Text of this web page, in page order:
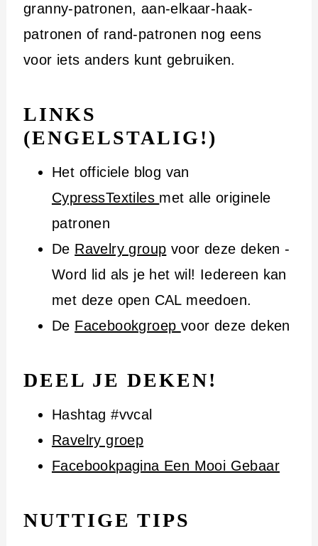
granny-patronen, aan-elkaar-haak-
patronen of rand-patronen nog eens
voor iets anders kunt gebruiken.
LINKS
(ENGELSTALIG!)
Het officiele blog van
CypressTextiles met alle originele
patronen
De Ravelry group voor deze deken -
Word lid als je het wil! Iedereen kan
met deze open CAL meedoen.
De Facebookgroep voor deze deken
DEEL JE DEKEN!
Hashtag #vvcal
Ravelry groep
Facebookpagina Een Mooi Gebaar
NUTTIGE TIPS